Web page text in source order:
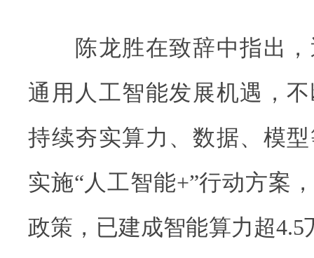
陈龙胜在致辞中指出，
通用人工智能发展机遇，
持续夯实算力、数据、模
实施“人工智能+”行动方案
政策，已建成智能算力超4.5